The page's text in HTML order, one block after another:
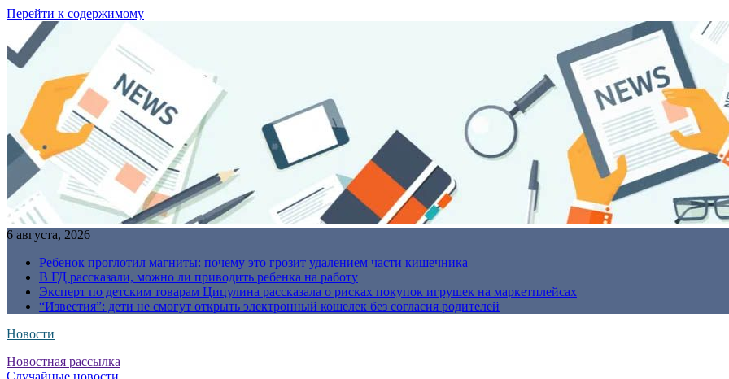
Перейти к содержимому
6 августа, 2026
Ребенок проглотил магниты: почему это грозит удалением части кишечника
В ГД рассказали, можно ли приводить ребенка на работу
Эксперт по детским товарам Цицулина рассказала о рисках покупок игрушек на маркетплейсах
“Известия”: дети не смогут открыть электронный кошелек без согласия родителей
Новости
Новостная рассылка
Случайные новости